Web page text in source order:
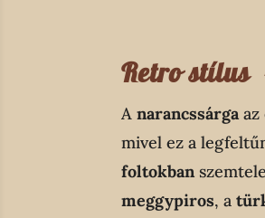
Retro stílus
Anarancssárgaaz
mivel ez a
foltokban
meggypiros, a